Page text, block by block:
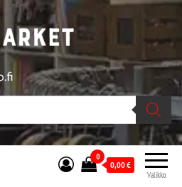
ja kivijalassa
Stupido Market on vaihtoehtomusaan
erikoistunut verkko- sekä
kivijalkakauppa Helsingissä Kallion
sydämessä.
Valikko
0
0,00€